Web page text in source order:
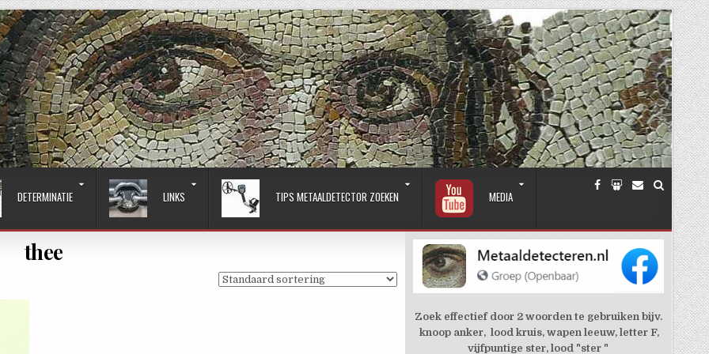
DETERMINATIE LINKS TIPS METAALDETECTOR ZOEKEN MEDIA
thee
Zoek effectief door 2 woorden te gebruiken bijv.
knoop anker, lood kruis, wapen leeuw, letter F,
vijfpuntige ster, lood "ster "